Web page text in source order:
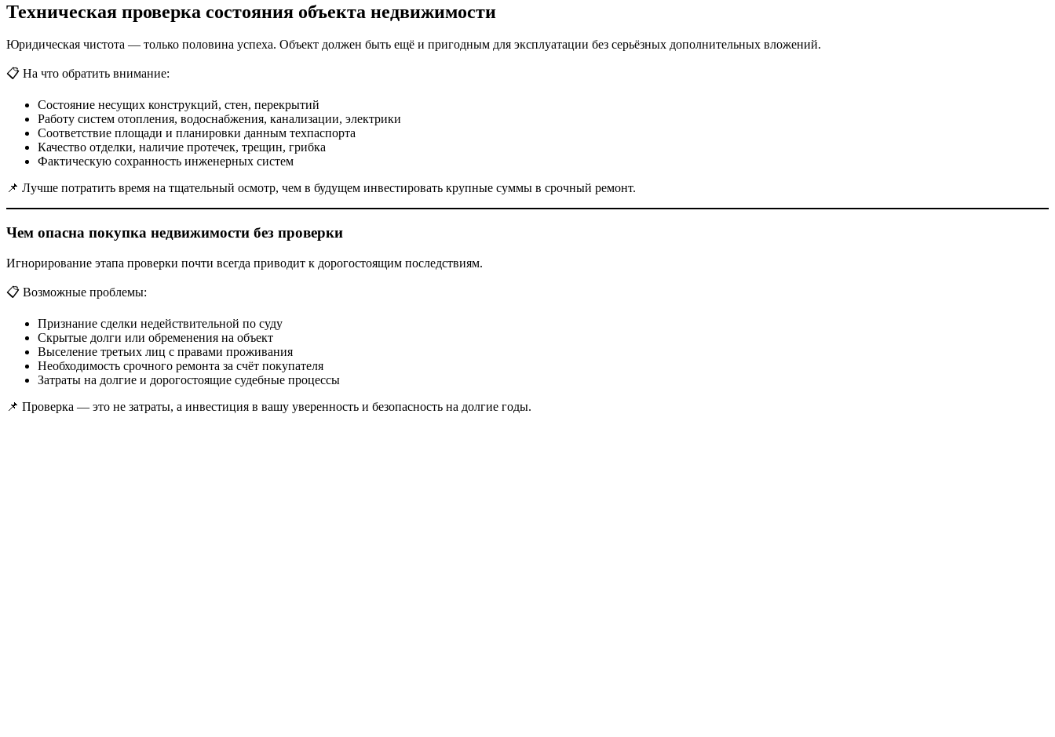
Техническая проверка состояния объекта недвижимости
Юридическая чистота — только половина успеха. Объект должен быть ещё и пригодным для эксплуатации без серьёзных дополнительных вложений.
📋 На что обратить внимание:
Состояние несущих конструкций, стен, перекрытий
Работу систем отопления, водоснабжения, канализации, электрики
Соответствие площади и планировки данным техпаспорта
Качество отделки, наличие протечек, трещин, грибка
Фактическую сохранность инженерных систем
📌 Лучше потратить время на тщательный осмотр, чем в будущем инвестировать крупные суммы в срочный ремонт.
Чем опасна покупка недвижимости без проверки
Игнорирование этапа проверки почти всегда приводит к дорогостоящим последствиям.
📋 Возможные проблемы:
Признание сделки недействительной по суду
Скрытые долги или обременения на объект
Выселение третьих лиц с правами проживания
Необходимость срочного ремонта за счёт покупателя
Затраты на долгие и дорогостоящие судебные процессы
📌 Проверка — это не затраты, а инвестиция в вашу уверенность и безопасность на долгие годы.